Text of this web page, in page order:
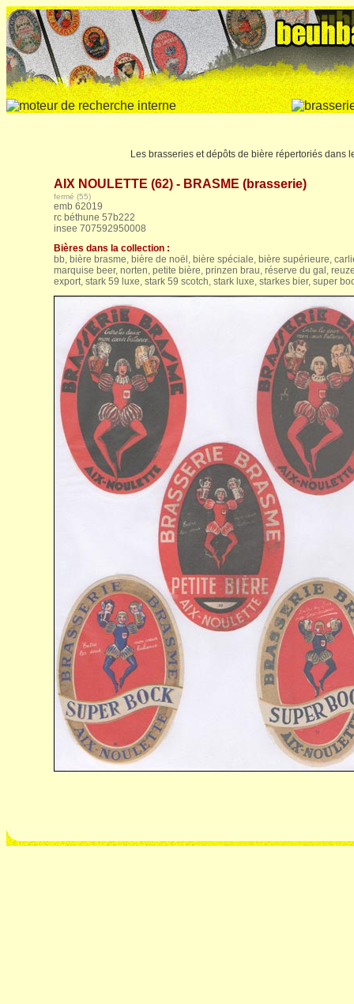
Les brasseries et dépôts de bière répertoriés dans
AIX NOULETTE (62) - BRASME (brasserie)
fermé (55)
emb 62019
rc béthune 57b222
insee 707592950008
Bières dans la collection :
bb, bière brasme, bière de noël, bière spéciale, bière supérieure,
marquise beer, norten, petite bière, prinzen brau, réserve du gal,
export, stark 59 luxe, stark 59 scotch, stark luxe, starkes bier, super